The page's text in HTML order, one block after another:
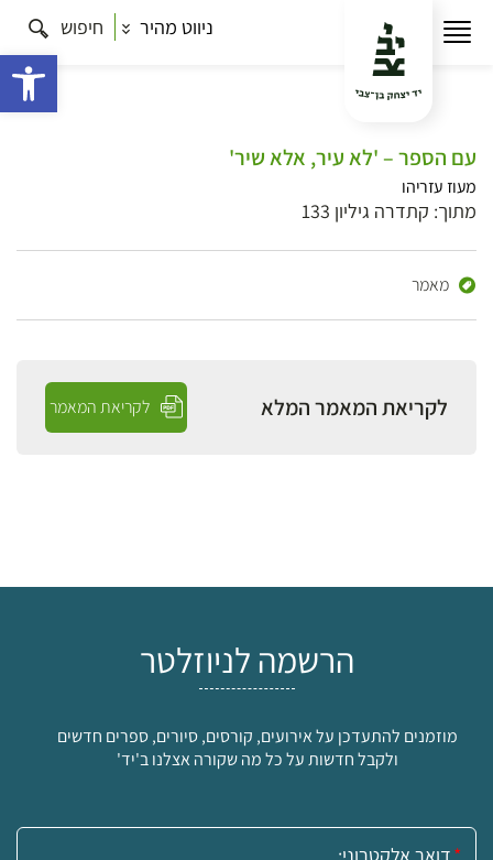
ניווט מהיר חיפוש
עם הספר – 'לא עיר, אלא שיר'
מעוז עזריהו
מתוך: קתדרה גיליון 133
מאמר
לקריאת המאמר המלא לקריאת המאמר
הרשמה לניוזלטר
מוזמנים להתעדכן על אירועים, קורסים, סיורים, ספרים חדשים
ולקבל חדשות על כל מה שקורה אצלנו ב'יד'
אימייל: